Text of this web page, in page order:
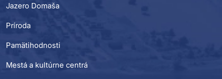
Jazero Domaša
Príroda
Pamätihodnosti
Mestá a kultúrne centrá